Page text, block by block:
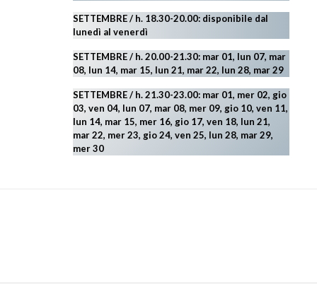
SETTEMBRE / h. 18.30-20.00: disponibile dal
lunedì al venerdì
SETTEMBRE / h. 20.00-21.30: mar 01, lun 07, mar
08, lun 14, mar 15, lun 21, mar 22, lun 28, mar 29
SETTEMBRE / h. 21.30-23.00: mar 01, mer 02, gio
03, ven 04, lun 07, mar 08, mer 09, gio 10, ven 11,
lun 14, mar 15, mer 16, gio 17, ven 18, lun 21,
mar 22, mer 23, gio 24, ven 25, lun 28, mar 29,
mer 30